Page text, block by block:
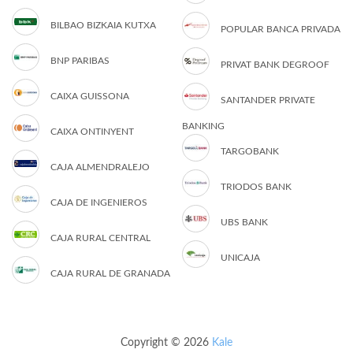
BILBAO BIZKAIA KUTXA
BNP PARIBAS
CAIXA GUISSONA
CAIXA ONTINYENT
CAJA ALMENDRALEJO
CAJA DE INGENIEROS
CAJA RURAL CENTRAL
CAJA RURAL DE GRANADA
POPULAR BANCA PRIVADA
PRIVAT BANK DEGROOF
SANTANDER PRIVATE
BANKING
TARGOBANK
TRIODOS BANK
UBS BANK
UNICAJA
Copyright © 2026 Kale